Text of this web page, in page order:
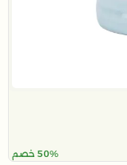
50% خصم